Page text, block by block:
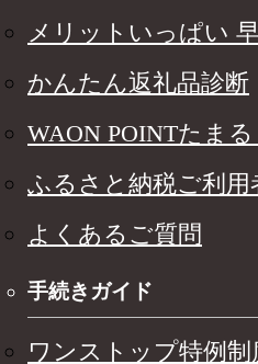
メリットいっぱい
かんたん返礼品診断
WAON POINTたま
ふるさと納税ご利用
よくあるご質問
手続きガイド
ワンストップ特例制